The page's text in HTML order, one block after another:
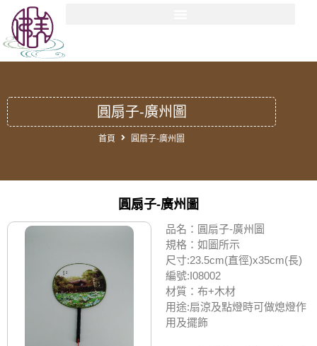
圓扇子-廣州圖
首頁 圓扇子-廣州圖
圓扇子-廣州圖
品名：圓扇子-廣州圖
規格：如圖所示
尺寸:23.5cm(直徑)x35cm(長)
編號:I08002
材質：布+木材
用途:扇涼及點燈時可做熄燈作
用及擺飾